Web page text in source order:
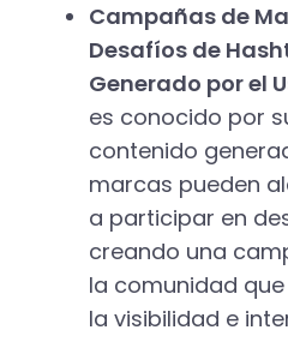
Campañas de
Desafíos de
Generado por el
es conocido por
contenido
marcas pueden
a participar en
creando una
la comunidad
la visibilidad e